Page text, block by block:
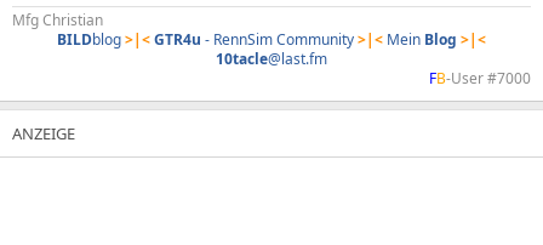
Mfg Christian
BILDblog>|<GTR4u - RennSim Community>|< Mein Blog >|<
10tacle@last.fm
FB-User #7000​